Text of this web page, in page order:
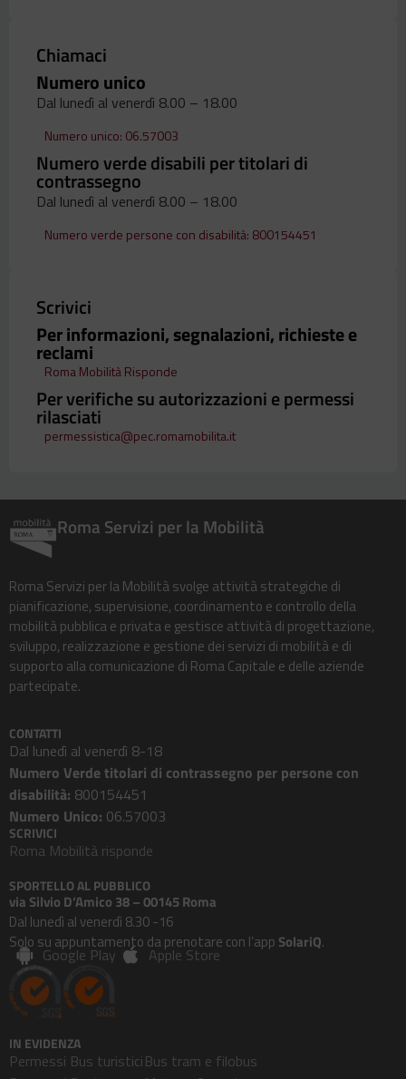
Chiamaci
Numero unico
Dal lunedì al venerdì 8.00 – 18.00
Numero unico: 06.57003
Numero verde disabili per titolari di
contrassegno
Dal lunedì al venerdì 8.00 – 18.00
Numero verde persone con disabilità: 800154451
Scrivici
Per informazioni, segnalazioni, richieste e
reclami
Roma Mobilità Risponde
Per verifiche su autorizzazioni e permessi
rilasciati
permessistica@pec.romamobilita.it
Roma Servizi per la Mobilità
Roma Servizi per la Mobilità svolge attività strategiche di
pianificazione, supervisione, coordinamento e controllo della
mobilità pubblica e privata e gestisce attività di progettazione,
sviluppo, realizzazione e gestione dei servizi di mobilità e di
supporto alla comunicazione di Roma Capitale e delle aziende
partecipate.
CONTATTI
Dal lunedì al venerdì 8-18
Numero Verde titolari di contrassegno per persone con
disabilità: 800154451
Numero Unico: 06.57003
SCRIVICI
Roma Mobilità risponde
SPORTELLO AL PUBBLICO
via Silvio D’Amico 38 – 00145 Roma
Dal lunedì al venerdì 8.30 -16
Solo su appuntamento da prenotare con l’app SolariQ.
Google Play Apple Store
IN EVIDENZA
Permessi Bus turisticiBus tram e filobus